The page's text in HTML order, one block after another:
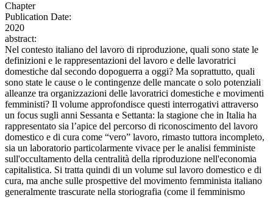
Chapter
Publication Date:
2020
abstract:
Nel contesto italiano del lavoro di riproduzione, quali sono state le
definizioni e le rappresentazioni del lavoro e delle lavoratrici
domestiche dal secondo dopoguerra a oggi? Ma soprattutto, quali
sono state le cause o le contingenze delle mancate o solo potenziali
alleanze tra organizzazioni delle lavoratrici domestiche e movimenti
femministi? Il volume approfondisce questi interrogativi attraverso
un focus sugli anni Sessanta e Settanta: la stagione che in Italia ha
rappresentato sia l’apice del percorso di riconoscimento del lavoro
domestico e di cura come “vero” lavoro, rimasto tuttora incompleto,
sia un laboratorio particolarmente vivace per le analisi femministe
sull'occultamento della centralità della riproduzione nell'economia
capitalistica. Si tratta quindi di un volume sul lavoro domestico e di
cura, ma anche sulle prospettive del movimento femminista italiano
generalmente trascurate nella storiografia (come il femminismo